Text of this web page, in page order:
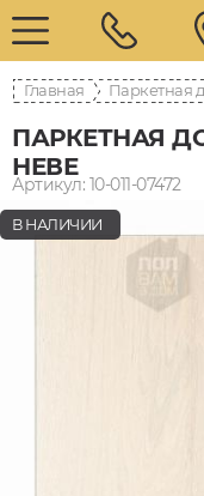
Главная Паркетная
ПАРКЕТНАЯ
НЕВЕ
Артикул: 10-011-07472
В НАЛИЧИИ